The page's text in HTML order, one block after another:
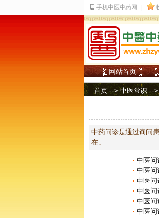
网站首页
首页 -->中医常识 --
中药问诊是通过询问
在。
中医问
中医问
中医问
中医问
中医问
中医问